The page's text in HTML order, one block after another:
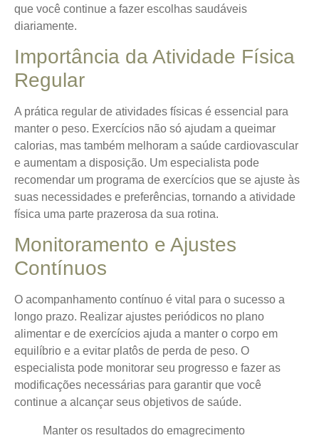
que você continue a fazer escolhas saudáveis
diariamente.
Importância da Atividade Física
Regular
A prática regular de atividades físicas é essencial para
manter o peso. Exercícios não só ajudam a queimar
calorias, mas também melhoram a saúde cardiovascular
e aumentam a disposição. Um especialista pode
recomendar um programa de exercícios que se ajuste às
suas necessidades e preferências, tornando a atividade
física uma parte prazerosa da sua rotina.
Monitoramento e Ajustes
Contínuos
O acompanhamento contínuo é vital para o sucesso a
longo prazo. Realizar ajustes periódicos no plano
alimentar e de exercícios ajuda a manter o corpo em
equilíbrio e a evitar platôs de perda de peso. O
especialista pode monitorar seu progresso e fazer as
modificações necessárias para garantir que você
continue a alcançar seus objetivos de saúde.
Manter os resultados do emagrecimento